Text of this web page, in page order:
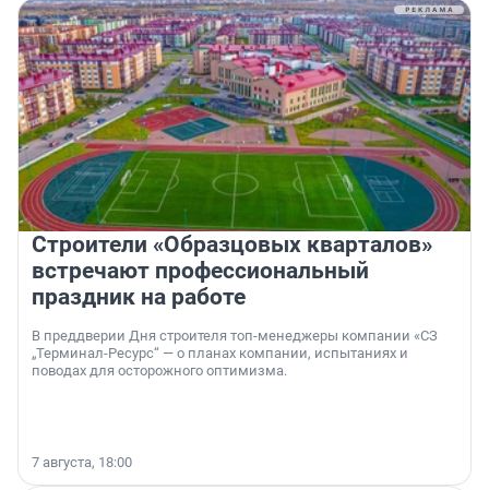
Строители «Образцовых кварталов»
встречают профессиональный
праздник на работе
В преддверии Дня строителя топ-менеджеры компании «СЗ
„Терминал-Ресурс“ — о планах компании, испытаниях и
поводах для осторожного оптимизма.
7 августа, 18:00